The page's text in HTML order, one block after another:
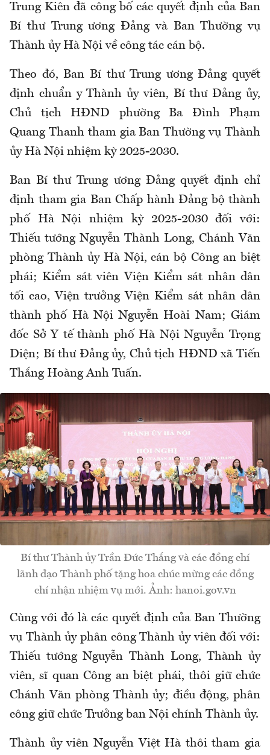
Trung Kiên đã công bố các quyết định của Ban
Bí thư Trung ương Đảng và Ban Thường vụ
Thành ủy Hà Nội về công tác cán bộ.
Theo đó, Ban Bí thư Trung ương Đảng quyết
định chuẩn y Thành ủy viên, Bí thư Đảng ủy,
Chủ tịch HĐND phường Ba Đình Phạm
Quang Thanh tham gia Ban Thường vụ Thành
ủy Hà Nội nhiệm kỳ 2025-2030.
Ban Bí thư Trung ương Đảng quyết định chỉ
định tham gia Ban Chấp hành Đảng bộ thành
phố Hà Nội nhiệm kỳ 2025-2030 đối với:
Thiếu tướng Nguyễn Thành Long, Chánh Văn
phòng Thành ủy Hà Nội, cán bộ Công an biệt
phái; Kiểm sát viên Viện Kiểm sát nhân dân
tối cao, Viện trưởng Viện Kiểm sát nhân dân
thành phố Hà Nội Nguyễn Hoài Nam; Giám
đốc Sở Y tế thành phố Hà Nội Nguyễn Trọng
Diện; Bí thư Đảng ủy, Chủ tịch HĐND xã Tiến
Thắng Hoàng Anh Tuấn.
Bí thư Thành ủy Trần Đức Thắng và các đồng chí
lãnh đạo Thành phố tặng hoa chúc mừng các đồng
chí nhận nhiệm vụ mới. Ảnh: hanoi.gov.vn
Cùng với đó là các quyết định của Ban Thường
vụ Thành ủy phân công Thành ủy viên đối với:
Thiếu tướng Nguyễn Thành Long, Thành ủy
viên, sĩ quan Công an biệt phái, thôi giữ chức
Chánh Văn phòng Thành ủy; điều động, phân
công giữ chức Trưởng ban Nội chính Thành ủy.
Thành ủy viên Nguyễn Việt Hà thôi tham gia